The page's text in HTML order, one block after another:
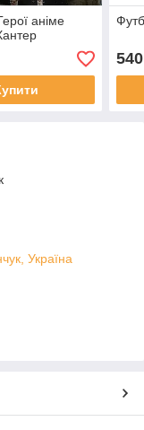
аніме
540
Україна